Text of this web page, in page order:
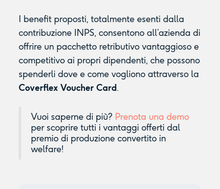
I benefit proposti, totalmente esenti dalla
contribuzione INPS, consentono all’azienda di
offrire un pacchetto retributivo vantaggioso e
competitivo ai propri dipendenti, che possono
spenderli dove e come vogliono attraverso la
Coverflex Voucher Card.
Vuoi saperne di più? Prenota una demo
per scoprire tutti i vantaggi offerti dal
premio di produzione convertito in
welfare!